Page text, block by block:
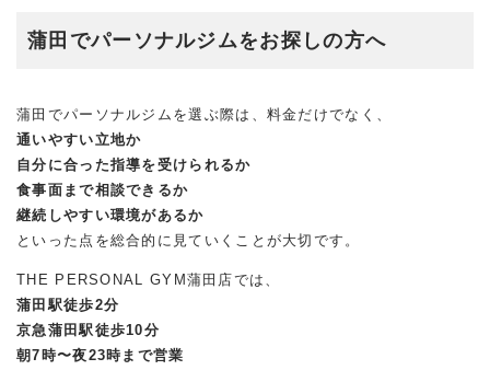
蒲田でパーソナルジムをお探しの方へ
蒲田でパーソナルジムを選ぶ際は、料金だけでなく、
通いやすい立地か
自分に合った指導を受けられるか
食事面まで相談できるか
継続しやすい環境があるか
といった点を総合的に見ていくことが大切です。
THE PERSONAL GYM蒲田店では、
蒲田駅徒歩2分
京急蒲田駅徒歩10分
朝7時〜夜23時まで営業